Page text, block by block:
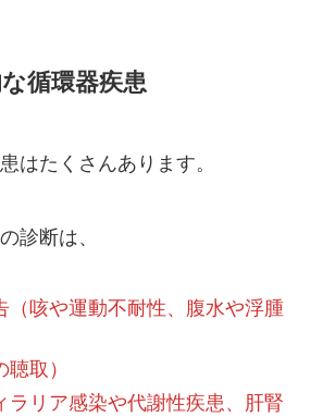
循環器疾患
はたくさんあります。
診断は、
（咳や運動不耐性、腹水や浮腫
取）
ラリア感染や代謝性疾患、肝腎